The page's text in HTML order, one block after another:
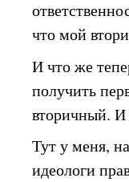
что мой
И что же
получить
вторичный. И
Тут у меня,
идеологи